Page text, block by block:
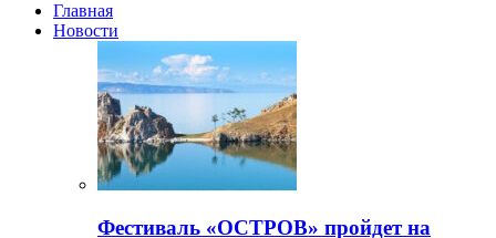
Главная
Новости
Фестиваль «ОСТРОВ» пройдет на